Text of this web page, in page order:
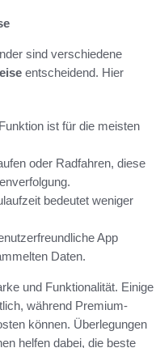
sind verschiedene
entscheidend. Hier
ist für die meisten
oder Radfahren, diese
bedeutet weniger
App
Daten.
und Funktionalität. Einige
während Premium-
können. Überlegungen
helfen dabei, die beste